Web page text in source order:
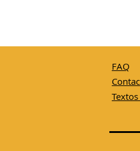
FAQ
C
Textos